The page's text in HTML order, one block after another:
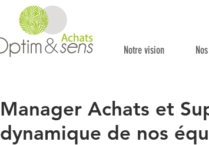
Notre vision
Manager Achats et
dynamique de nos